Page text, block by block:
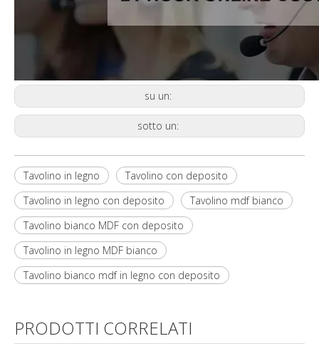
su un:
sotto un:
Tavolino in legno
Tavolino con deposito
Tavolino in legno con deposito
Tavolino mdf bianco
Tavolino bianco MDF con deposito
Tavolino in legno MDF bianco
Tavolino bianco mdf in legno con deposito
PRODOTTI CORRELATI